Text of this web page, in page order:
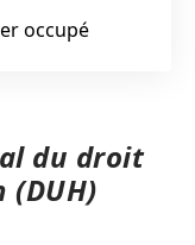
occupé
du droit
(DUH)